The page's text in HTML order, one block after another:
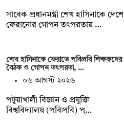
সাবেক প্রধানমন্ত্রী শেখ হাসিনাকে দেশে
ফেরানোর গোপন তৎপরতায় …
শেখ হাসিনাকে ফেরাতে পবিপ্রবি শিক্ষকদের
বৈঠক ও গোপন তৎপরতা, …
০৬ আগস্ট ২০২৬
পটুয়াখালী বিজ্ঞান ও প্রযুক্তি
বিশ্ববিদ্যালয় (পবিপ্রবি) প্…